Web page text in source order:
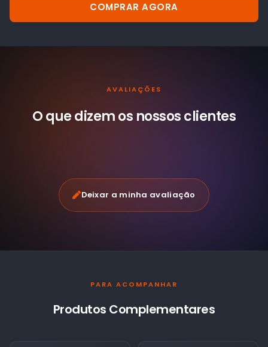
COMPRAR AGORA
AVALIAÇÕES
O que dizem os nossosclientes
Deixar a minha avaliação
PARA ACOMPANHAR
Produtos Complementares